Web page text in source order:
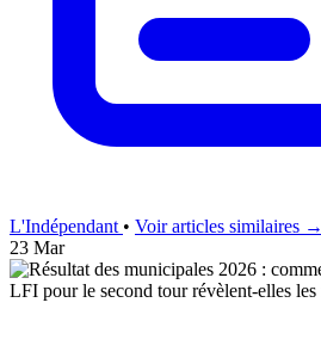
L'Indépendant • Voir articles similaires →
23 Mar